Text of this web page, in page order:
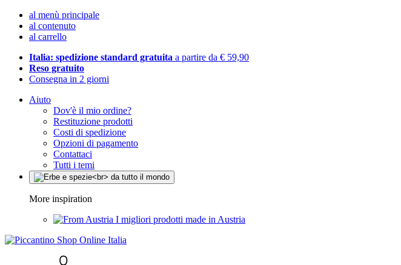
al menù principale
al contenuto
al carrello
Italia: spedizione standard gratuita a partire da € 59,90
Reso gratuito
Consegna in 2 giorni
Aiuto
Dov'è il mio ordine?
Restituzione prodotti
Costi di spedizione
Opzioni di pagamento
Contattaci
Tutti i temi
More inspiration
I migliori prodotti made in Austria